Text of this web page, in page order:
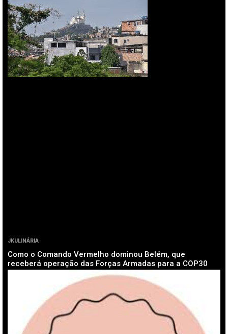
JKULINÁRIA
Como o Comando Vermelho dominou Belém, que
receberá operação das Forças Armadas para a COP30